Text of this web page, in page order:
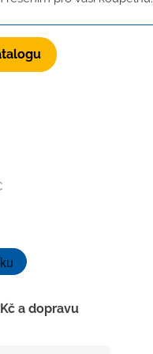
Kč a dopravu